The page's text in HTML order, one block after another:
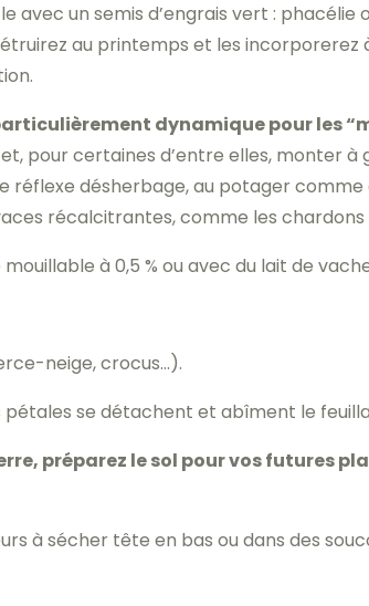
avec un semis d’engrais vert : phacélie
au printemps et les incorporerez
dynamique pour les
pour certaines d’entre elles, monter
désherbage, au potager comme
récalcitrantes, comme les chardons
à 0,5 % ou avec du lait de vache
neige, crocus…).
se détachent et abîment le
préparez le sol pour vos futures
à sécher tête en bas ou dans des